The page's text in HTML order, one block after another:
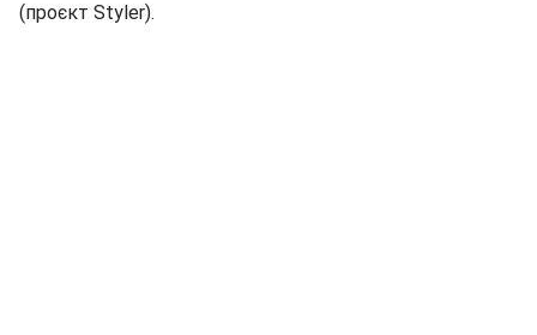
(проєкт Styler).